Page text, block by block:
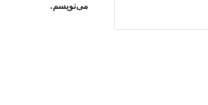
می‌نویسم.